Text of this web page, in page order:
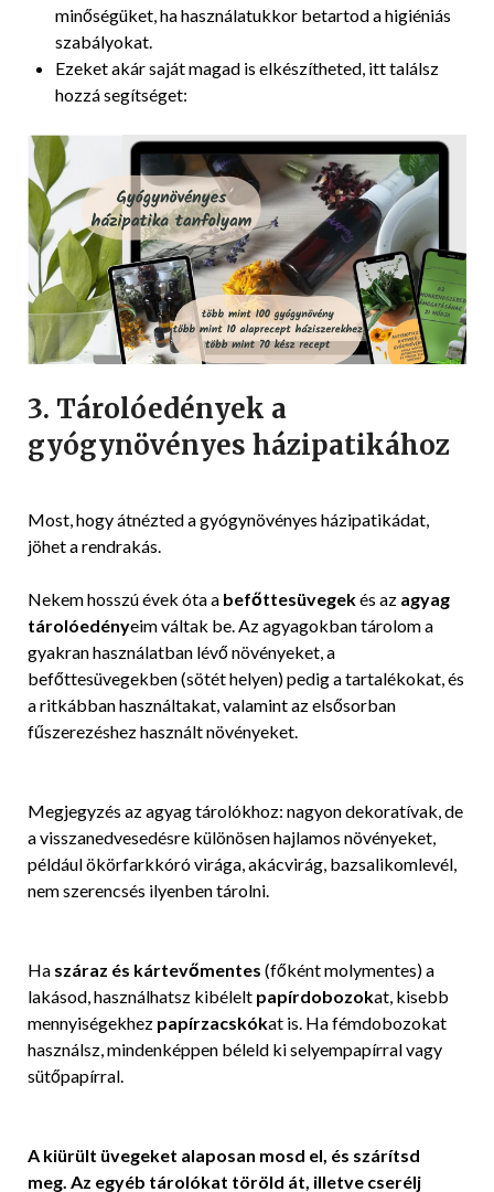
minőségüket, ha használatukkor betartod a higiéniás
szabályokat.
Ezeket akár saját magad is elkészítheted, itt találsz
hozzá segítséget:
3. Tárolóedények a
gyógynövényes házipatikához
Most, hogy átnézted a gyógynövényes házipatikádat,
jöhet a rendrakás.
Nekem hosszú évek óta a befőttesüvegekés az agyag
tárolóedényeim váltak be. Az agyagokban tárolom a
gyakran használatban lévő növényeket, a
befőttesüvegekben (sötét helyen) pedig a tartalékokat, és
a ritkábban használtakat, valamint az elsősorban
fűszerezéshez használt növényeket.
Megjegyzés az agyag tárolókhoz: nagyon dekoratívak, de
a visszanedvesedésre különösen hajlamos növényeket,
például ökörfarkkóró virága, akácvirág, bazsalikomlevél,
nem szerencsés ilyenben tárolni.
Ha száraz és kártevőmentes (főként molymentes) a
lakásod, használhatsz kibélelt papírdobozokat, kisebb
mennyiségekhez papírzacskókat is. Ha fémdobozokat
használsz, mindenképpen béleld ki selyempapírral vagy
sütőpapírral.
A kiürült üvegeket alaposan mosd el, és szárítsd
meg. Az egyéb tárolókat töröld át, illetve cserélj